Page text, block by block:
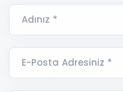
Adınız *
E-Posta Adresiniz *